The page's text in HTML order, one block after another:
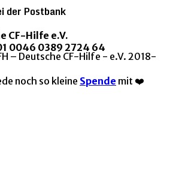
der Postbank
CF-Hilfe e.V.
0046 0389 2724 64
– Deutsche CF-Hilfe - e.V. 2018-
noch so kleine Spende mit ❤️